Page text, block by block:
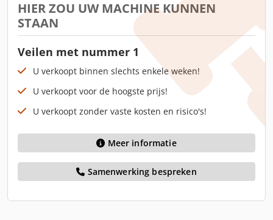
HIER ZOU UW MACHINE KUNNEN
STAAN
Veilen met nummer 1
U verkoopt binnen slechts enkele weken!
U verkoopt voor de hoogste prijs!
U verkoopt zonder vaste kosten en risico's!
Meer informatie
Samenwerking bespreken